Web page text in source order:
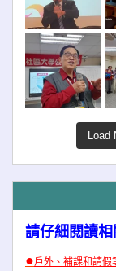
Load
請仔細閱讀
●戶外、補課和請假